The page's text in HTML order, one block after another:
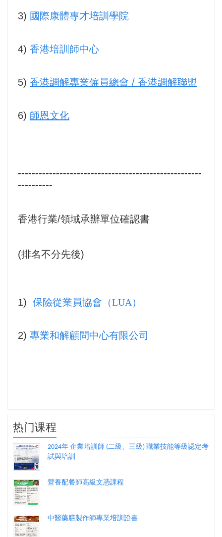
3) 國際康體專才培訓學院
4) 香港培訓師中心
5) 香港調解專業僱員總會 / 香港調解聯盟
6) 師恩文化
-----------------------------------------------------
----------
香港行業/領域承辦單位確認書
(排名不分先後)
1) 保險從業員協會（LUA）
2) 專業和解顧問中心有限公司
热门课程
2024年 企業培訓師 (二級、三級) 職業技能等級認定考
試與培訓
營養配餐師高級文憑課程
中醫藥膳製作師專業培訓證書